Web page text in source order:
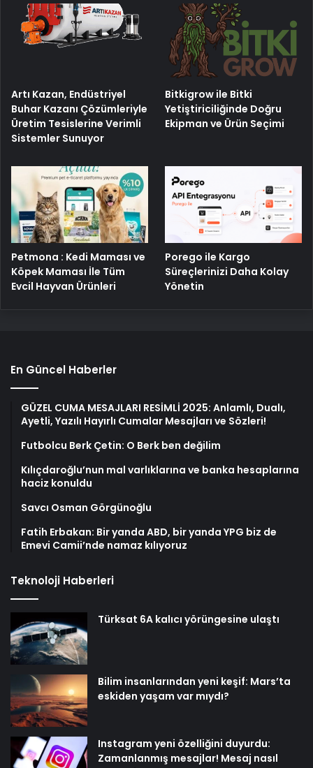
Artı Kazan, Endüstriyel
Buhar Kazanı Çözümleriyle
Üretim Tesislerine Verimli
Sistemler Sunuyor
Bitkigrow ile Bitki
Yetiştiriciliğinde Doğru
Ekipman ve Ürün Seçimi
Petmona : Kedi Maması ve
Köpek Maması İle Tüm
Evcil Hayvan Ürünleri
Porego ile Kargo
Süreçlerinizi Daha Kolay
Yönetin
En Güncel Haberler
GÜZEL CUMA MESAJLARI RESİMLİ 2025: Anlamlı, Dualı,
Ayetli, Yazılı Hayırlı Cumalar Mesajları ve Sözleri!
Futbolcu Berk Çetin: O Berk ben değilim
Kılıçdaroğlu’nun mal varlıklarına ve banka hesaplarına
haciz konuldu
Savcı Osman Görgünoğlu
Fatih Erbakan: Bir yanda ABD, bir yanda YPG biz de
Emevi Camii’nde namaz kılıyoruz
Teknoloji Haberleri
Türksat 6A kalıcı yörüngesine ulaştı
Bilim insanlarından yeni keşif: Mars’ta
eskiden yaşam var mıydı?
Instagram yeni özelliğini duyurdu:
Zamanlanmış mesajlar! Mesaj nasıl